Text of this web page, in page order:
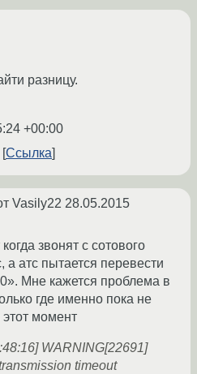
разницу.
+00:00
Ссылка
Vasily22 28.05.2015
звонят с сотового
а атс пытается перевести
Мне кажется проблема в
где именно пока не
этот момент
WARNING[22691]
timeout